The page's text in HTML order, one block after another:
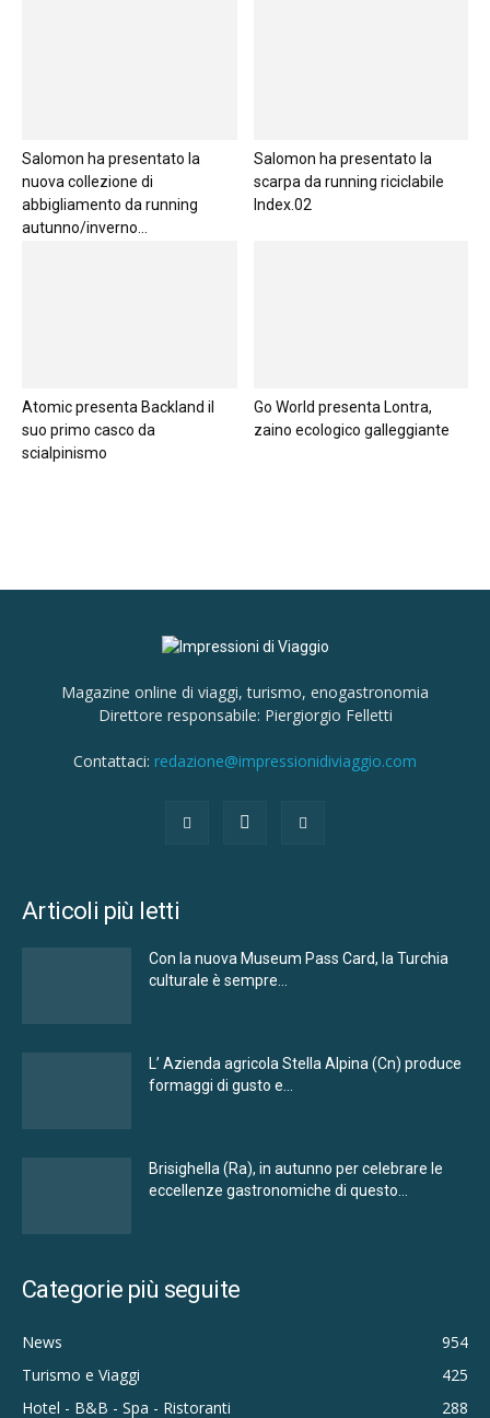
Salomon ha presentato la
nuova collezione di
abbigliamento da running
autunno/inverno...
Salomon ha presentato la
scarpa da running riciclabile
Index.02
Atomic presenta Backland il
suo primo casco da
scialpinismo
Go World presenta Lontra,
zaino ecologico galleggiante
Magazine online di viaggi, turismo, enogastronomia
Direttore responsabile: Piergiorgio Felletti
Contattaci: redazione@impressionidiviaggio.com
Articoli più letti
Con la nuova Museum Pass Card, la Turchia
culturale è sempre...
L’ Azienda agricola Stella Alpina (Cn) produce
formaggi di gusto e...
Brisighella (Ra), in autunno per celebrare le
eccellenze gastronomiche di questo...
Categorie più seguite
News
954
Turismo e Viaggi
425
Hotel - B&B - Spa - Ristoranti
288